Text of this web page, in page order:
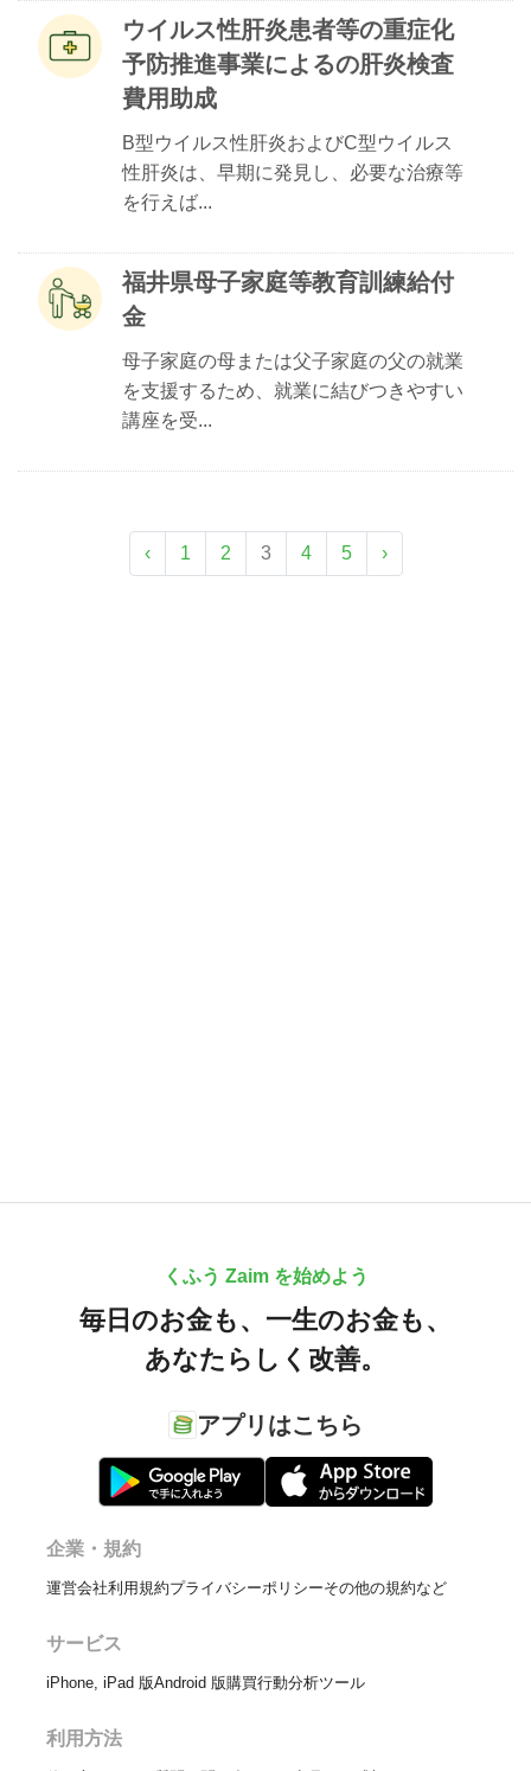
ウイルス性肝炎患者等の重症化
予防推進事業によるの肝炎検査
費用助成
B型ウイルス性肝炎およびC型ウイルス
性肝炎は、早期に発見し、必要な治療等
を行えば...
福井県母子家庭等教育訓練給付
金
母子家庭の母または父子家庭の父の就業
を支援するため、就業に結びつきやすい
講座を受...
‹ 1 2 3 4 5 ›
くふう Zaim を始めよう
毎日のお金も、 一生のお金も、
あなたらしく改善。
アプリはこちら
企業・規約
運営会社利用規約プライバシーポリシーその他の規約など
サービス
iPhone, iPad 版Android 版購買行動分析ツール
利用方法